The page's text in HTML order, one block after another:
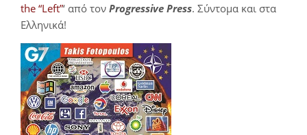
the “Left”‘ από τον Progressive Press. Σύντομα και στα
Ελληνικά!